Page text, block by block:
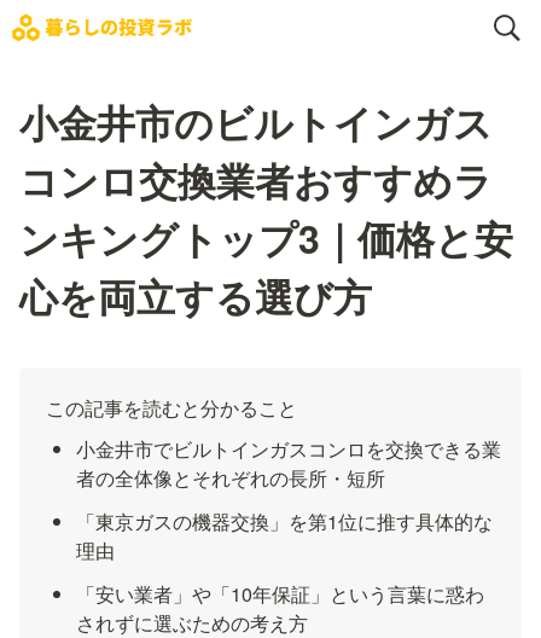
小金井市のビルトインガス
コンロ交換業者おすすめラ
ンキングトップ3｜価格と安
心を両立する選び方
この記事を読むと分かること
小金井市でビルトインガスコンロを交換できる業
者の全体像とそれぞれの長所・短所
「東京ガスの機器交換」を第1位に推す具体的な
理由
「安い業者」や「10年保証」という言葉に惑わ
されずに選ぶための考え方